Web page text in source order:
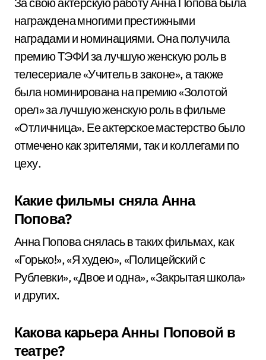
награждена многими престижными
наградами и номинациями. Она получила
премию ТЭФИ за лучшую женскую роль в
телесериале «Учитель в законе», а также
была номинирована на премию «Золотой
орел» за лучшую женскую роль в фильме
«Отличница». Ее актерское мастерство было
отмечено как зрителями, так и коллегами по
цеху.
Какие фильмы сняла Анна
Попова?
Анна Попова снялась в таких фильмах, как
«Горько!», «Я худею», «Полицейский с
Рублевки», «Двое и одна», «Закрытая школа»
и других.
Какова карьера Анны Поповой в
театре?